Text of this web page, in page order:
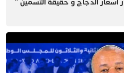
اسعار الدجاج و حقيقة التسمين ”